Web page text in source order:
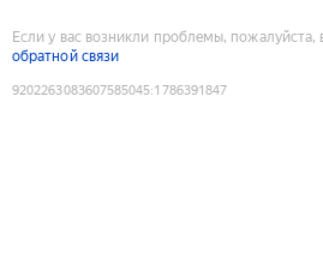
Если у вас возникли проблемы, пожалуйста,
обратной связи
9202263083607585045:1786391847